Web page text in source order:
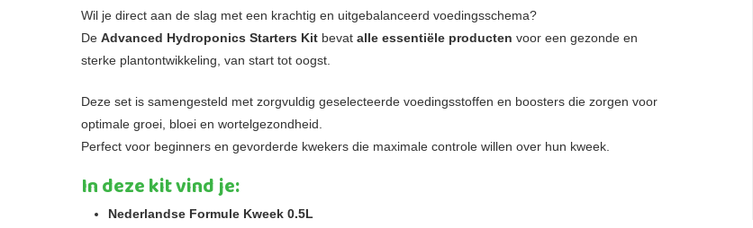
Wil je direct aan de slag met een krachtig en uitgebalanceerd voedingsschema?
De Advanced Hydroponics Starters Kit bevat alle essentiële producten voor een gezonde en
sterke plantontwikkeling, van start tot oogst.
Deze set is samengesteld met zorgvuldig geselecteerde voedingsstoffen en boosters die zorgen voor
optimale groei, bloei en wortelgezondheid.
Perfect voor beginners en gevorderde kwekers die maximale controle willen over hun kweek.
In deze kit vind je:
Nederlandse Formule Kweek 0.5L